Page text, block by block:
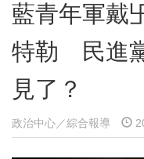
藍青年軍戴
特勒 民進
見了？
政治中心／綜合報導